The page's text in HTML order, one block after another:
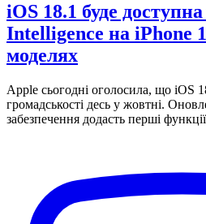
iOS 18.1 буде
Intelligence на iPhone
моделях
Apple сьогодні оголосила, що iOS
громадськості десь у жовтні.
забезпечення додасть перші